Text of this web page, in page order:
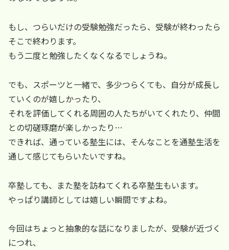
もし、つらいだけの受験勉強だったら、受験が終わったら
そこで終わります。
もう二度と勉強したくなくなるでしょうね。
でも、スポーツと一緒で、多少つらくても、自分が成長し
ていくのが嬉しかったり、
それを評価してくれる周囲の人たちがいてくれたり、仲間
との切磋琢磨が楽しかったり…
できれば、通っている塾生には、そんなことを通塾生活を
通して感じてもらいたいですね。
卒塾しても、また塾を訪ねてくれる卒塾生もいます。
やっぱり講師としては嬉しい瞬間ですよね。
今回はちょっと抽象的な話になりましたが、受験が近づく
につれ、